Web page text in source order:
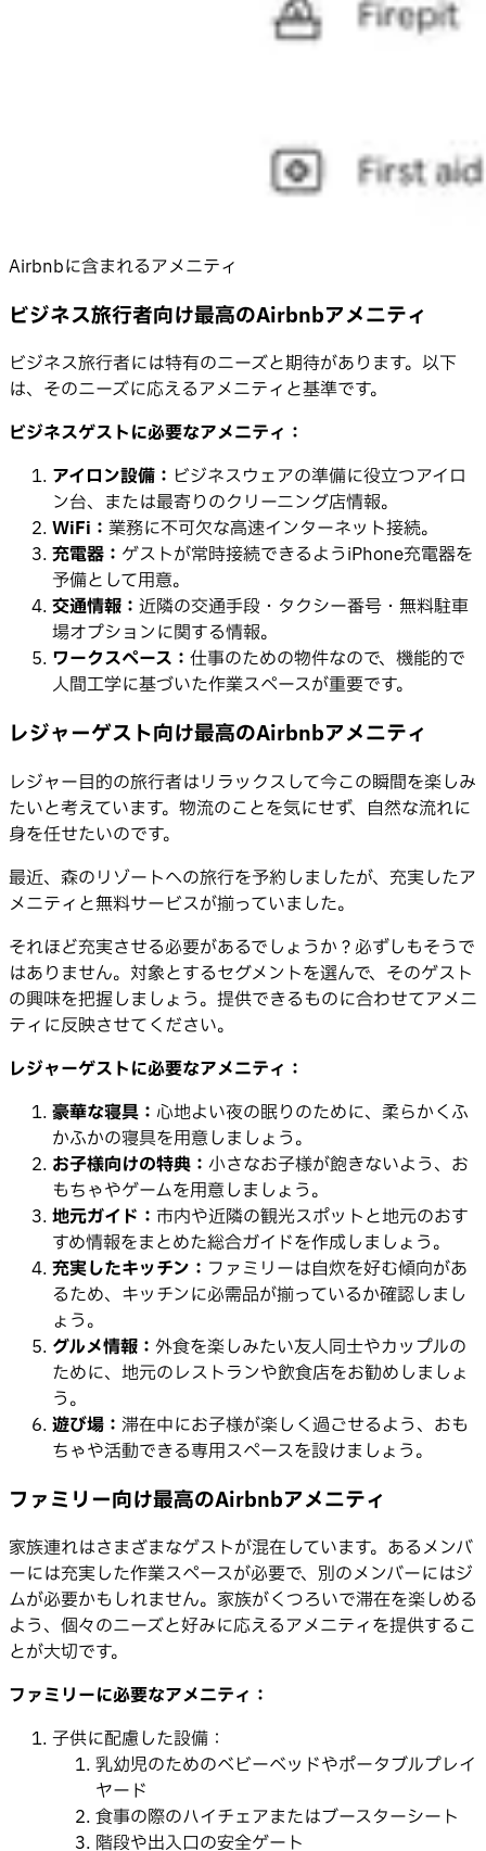
Airbnbに含まれるアメニティ
ビジネス旅行者向け最高のAirbnbアメニティ
ビジネス旅行者には特有のニーズと期待があります。以下
は、そのニーズに応えるアメニティと基準です。
ビジネスゲストに必要なアメニティ：
アイロン設備： ビジネスウェアの準備に役立つアイロ
ン台、または最寄りのクリーニング店情報。
WiFi： 業務に不可欠な高速インターネット接続。
充電器： ゲストが常時接続できるようiPhone充電器を
予備として用意。
交通情報： 近隣の交通手段・タクシー番号・無料駐車
場オプションに関する情報。
ワークスペース： 仕事のための物件なので、機能的で
人間工学に基づいた作業スペースが重要です。
レジャーゲスト向け最高のAirbnbアメニティ
レジャー目的の旅行者はリラックスして今この瞬間を楽しみ
たいと考えています。物流のことを気にせず、自然な流れに
身を任せたいのです。
最近、森のリゾートへの旅行を予約しましたが、充実したア
メニティと無料サービスが揃っていました。
それほど充実させる必要があるでしょうか？必ずしもそうで
はありません。対象とするセグメントを選んで、そのゲスト
の興味を把握しましょう。提供できるものに合わせてアメニ
ティに反映させてください。
レジャーゲストに必要なアメニティ：
豪華な寝具： 心地よい夜の眠りのために、柔らかくふ
かふかの寝具を用意しましょう。
お子様向けの特典： 小さなお子様が飽きないよう、お
もちゃやゲームを用意しましょう。
地元ガイド： 市内や近隣の観光スポットと地元のおす
すめ情報をまとめた総合ガイドを作成しましょう。
充実したキッチン： ファミリーは自炊を好む傾向があ
るため、キッチンに必需品が揃っているか確認しまし
ょう。
グルメ情報： 外食を楽しみたい友人同士やカップルの
ために、地元のレストランや飲食店をお勧めしましょ
う。
遊び場： 滞在中にお子様が楽しく過ごせるよう、おも
ちゃや活動できる専用スペースを設けましょう。
ファミリー向け最高のAirbnbアメニティ
家族連れはさまざまなゲストが混在しています。あるメンバ
ーには充実した作業スペースが必要で、別のメンバーにはジ
ムが必要かもしれません。家族がくつろいで滞在を楽しめる
よう、個々のニーズと好みに応えるアメニティを提供するこ
とが大切です。
ファミリーに必要なアメニティ：
子供に配慮した設備：
乳幼児のためのベビーベッドやポータブルプレイ
ヤード
食事の際のハイチェアまたはブースターシート
階段や出入口の安全ゲート